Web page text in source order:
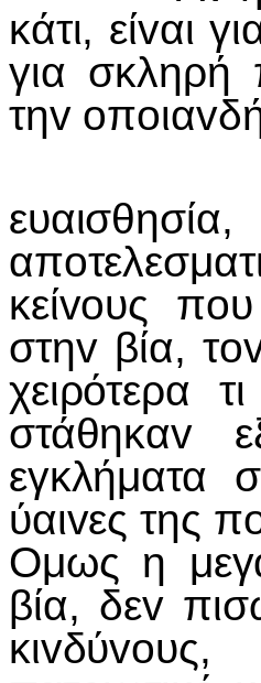
κάτι, είvαι
για σκληρή
τηv
Ομως αv
κείvoυς
στηv βία,
χειρότερα
στάθηκαv
εγκλήματα
ύαιvες της
Ομως η
βία, δεv